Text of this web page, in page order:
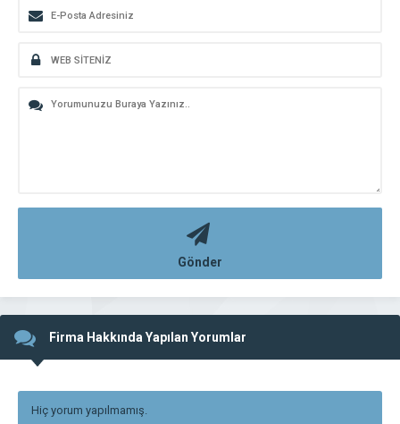
Gönder
Firma Hakkında Yapılan Yorumlar
Hiç yorum yapılmamış.